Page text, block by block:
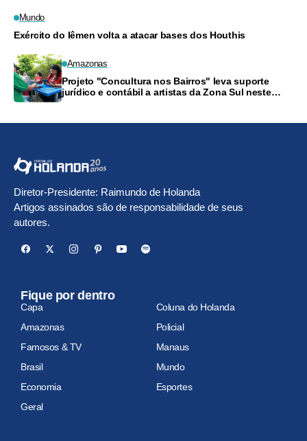
Mundo
Exército do Iêmen volta a atacar bases dos Houthis
Amazonas
Projeto "Concultura nos Bairros" leva suporte
jurídico e contábil a artistas da Zona Sul neste
Diretor-Presidente: Raimundo de Holanda
Artigos assinados são de responsabilidade de seus
autores.
Fique por dentro
Capa
Coluna do Holanda
Amazonas
Policial
Famosos & TV
Manaus
Brasil
Mundo
Economia
Esportes
Geral